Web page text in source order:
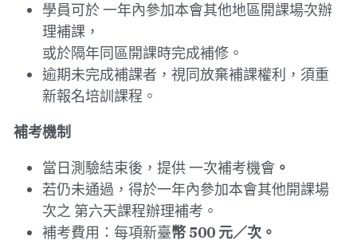
學員可於 一年內參加本會其他地區開課場次辦
理補課，
或於隔年同區開課時完成補修。
逾期未完成補課者，視同放棄補課權利，須重
新報名培訓課程。
補考機制
當日測驗結束後，提供 一次補考機會 。
若仍未通過，得於一年內參加本會其他開課場
次之 第六天課程辦理補考。
補考費用：每項新臺幣 500 元／次。